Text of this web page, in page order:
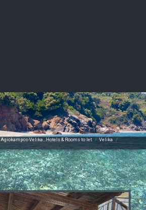
Agiokampos-Velika…Hotels & Rooms to let / Velika /